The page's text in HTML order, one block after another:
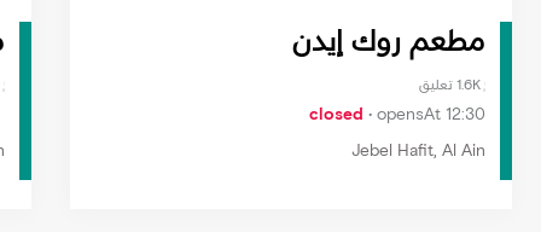
مطعم روك إيدن
1.6K تعليق
closed
opensAt 12:30
Jebel Hafit, Al Ain